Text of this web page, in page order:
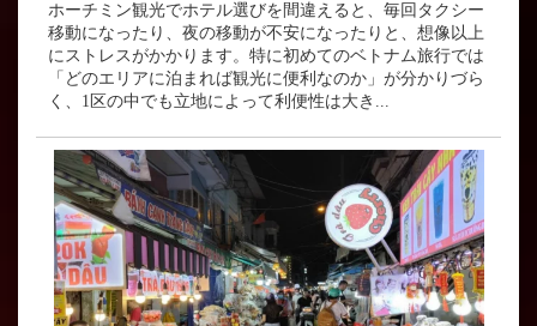
ホーチミン観光でホテル選びを間違えると、毎回タクシー
移動になったり、夜の移動が不安になったりと、想像以上
にストレスがかかります。特に初めてのベトナム旅行では
「どのエリアに泊まれば観光に便利なのか」が分かりづら
く、1区の中でも立地によって利便性は大き...